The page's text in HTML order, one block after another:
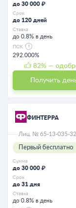
до 30 000 ₽
Срок
до 120 дней
Ставка
до 0.8% в день
ПСК
292.000%
82% —
Получить
ФИНТЕРРА
Лиц. № 65-13-035-
Первый бесплатно
Сумма
до 30 000 ₽
Срок
до 31 дня
Ставка
до 0.8% в день